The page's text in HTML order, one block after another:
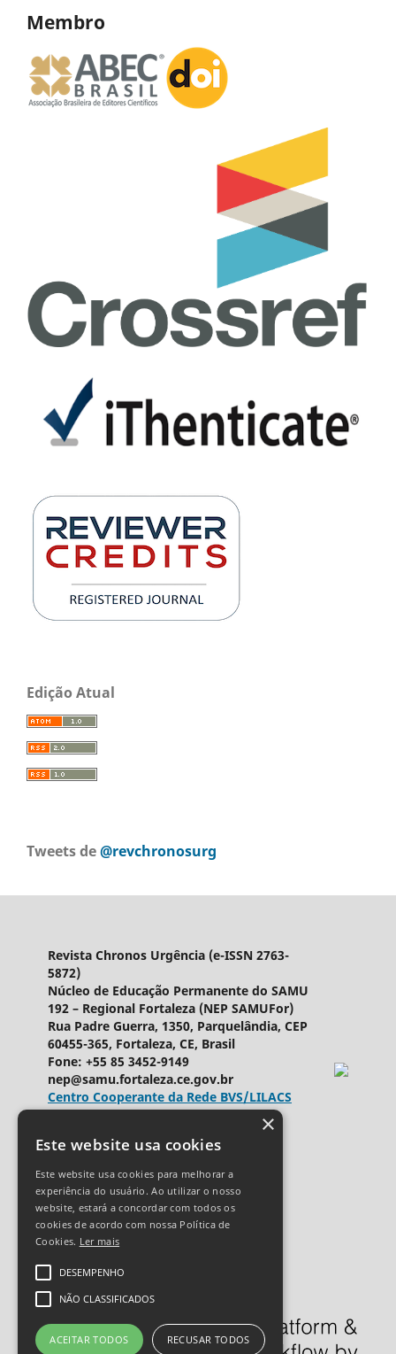
Membro
Edição Atual
Tweets de@revchronosurg
Revista Chronos Urgência (e-ISSN 2763-
5872)
Núcleo de Educação Permanente do SAMU
192 – Regional Fortaleza (NEP SAMUFor)
Rua Padre Guerra, 1350, Parquelândia, CEP
60455-365, Fortaleza, CE, Brasil
Fone: +55 85 3452-9149
nep@samu.fortaleza.ce.gov.br
Centro Cooperante da Rede BVS/LILACS
×
Este website usa cookies
Este website usa cookies para melhorar a
experiência do usuário. Ao utilizar o nosso
website, estará a concordar com todos os
cookies de acordo com nossa Política de
Cookies. Ler mais
DESEMPENHO
NÃO CLASSIFICADOS
ACEITAR TODOS RECUSAR TODOS